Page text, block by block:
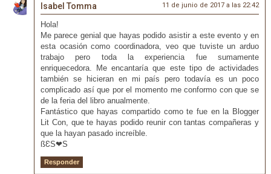
Isabel Tomma 11 de junio de 2017 a las 22:42
Hola!
Me parece genial que hayas podido asistir a este evento y en
esta ocasión como coordinadora, veo que tuviste un arduo
trabajo pero toda la experiencia fue sumamente
enriquecedora. Me encantaría que este tipo de actividades
también se hicieran en mi país pero todavía es un poco
complicado así que por el momento me conformo con que se
de la feria del libro anualmente.
Fantástico que hayas compartido como te fue en la Blogger
Lit Con, que te hayas podido reunir con tantas compañeras y
que la hayan pasado increíble.
ßƐS❤S
Responder